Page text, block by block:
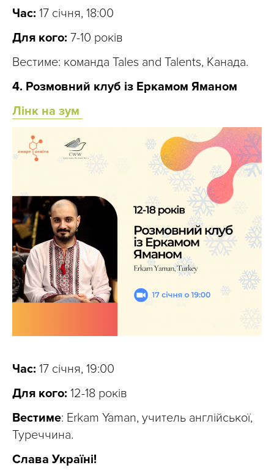
Час: 17 січня, 18:00
Для кого: 7-10 років
Вестиме: команда Tales and Talents, Канада.
4. Розмовний клуб із Еркамом Яманом
Лінк на зум
Час: 17 січня, 19:00
Для кого: 12-18 років
Вестиме: Erkam Yaman, учитель англійської,
Туреччина.
Слава Україні!